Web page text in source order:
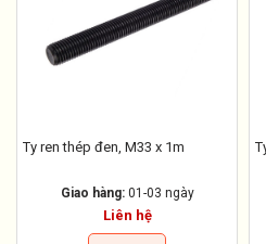
Ty ren thép đen, M33 x 1m
Giao hàng: 01-03 ngày
Liên hệ